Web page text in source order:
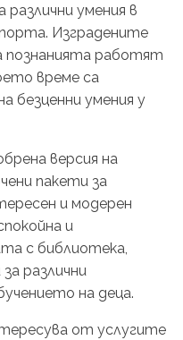
умения в
Изградените
познанията работят
време са
безценни умения у
версия на
пакети за
и модерен
и
с библиотека,
различни
на деца.
от услугите